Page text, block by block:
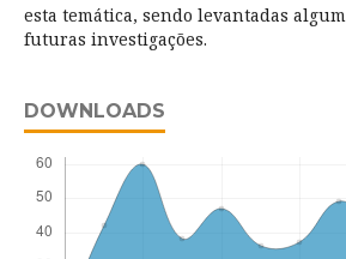
esta temática, sendo levantadas
futuras investigações.
DOWNLOADS